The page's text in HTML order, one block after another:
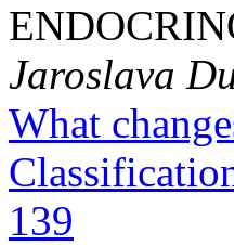
Jaroslava
What
139